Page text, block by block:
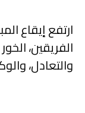
ارتفع إيقاع
الفريقين،
والتعادل،